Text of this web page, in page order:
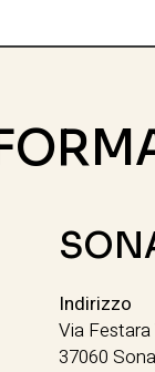
Indirizzo
Via
37060